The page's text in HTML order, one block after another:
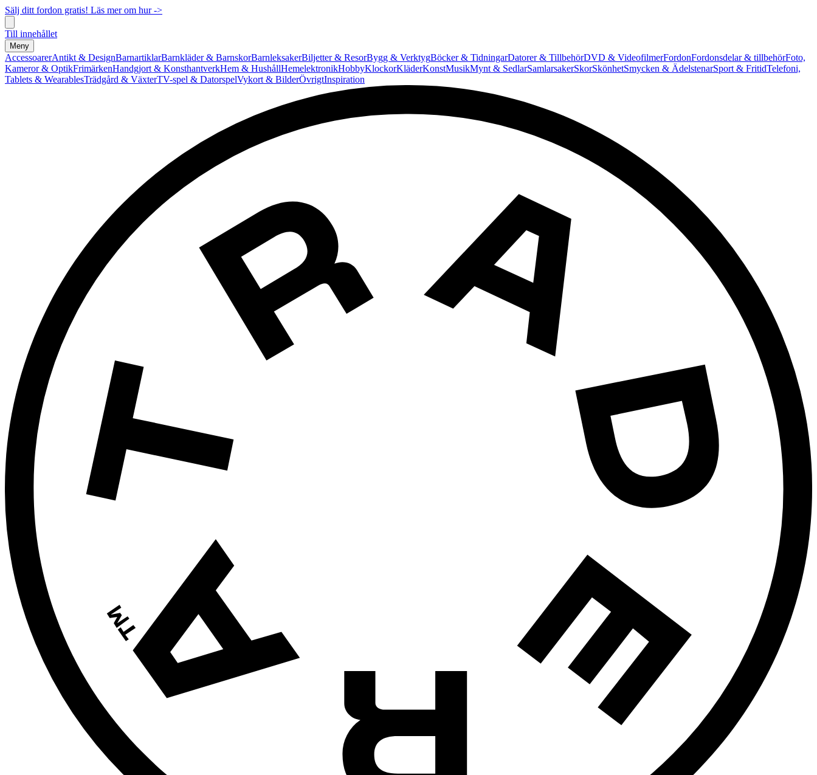
Sälj ditt fordon gratis! Läs mer om hur ->
Till innehållet
Meny
AccessoarerAntikt & DesignBarnartiklarBarnkläder & BarnskorBarnleksakerBiljetter & ResorBygg & VerktygBöcker & TidningarDatorer & TillbehörDVD & VideofilmerFordonFordonsdelar & tillbehörFoto,
Kameror & OptikFrimärkenHandgjort & KonsthantverkHem & HushållHemelektronikHobbyKlockorKläderKonstMusikMynt & SedlarSamlarsakerSkorSkönhetSmycken & ÄdelstenarSport & FritidTelefoni,
Tablets & WearablesTrädgård & VäxterTV-spel & DatorspelVykort & BilderÖvrigtInspiration